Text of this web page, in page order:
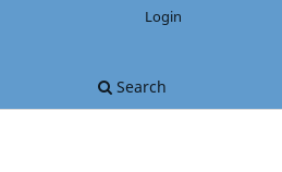
Search
Login